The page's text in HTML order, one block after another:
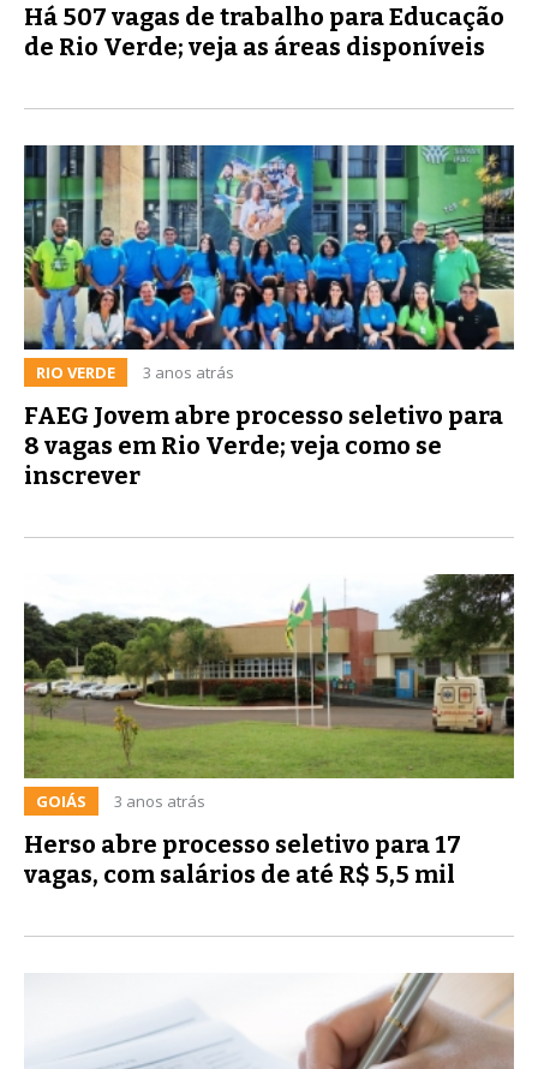
Há 507 vagas de trabalho para Educação
de Rio Verde; veja as áreas disponíveis
RIO VERDE 3 anos atrás
FAEG Jovem abre processo seletivo para
8 vagas em Rio Verde; veja como se
inscrever
GOIÁS 3 anos atrás
Herso abre processo seletivo para 17
vagas, com salários de até R$ 5,5 mil